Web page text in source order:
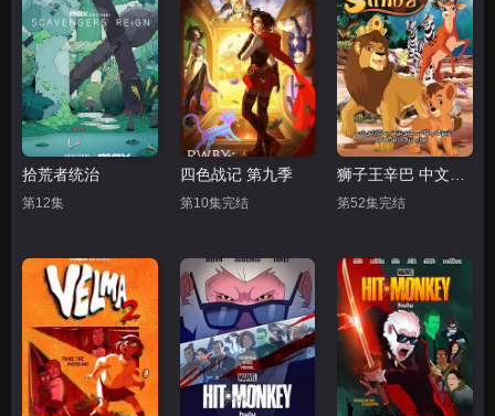
拾荒者统治
第12集
四色战记 第九季
第10集完结 第52集完结